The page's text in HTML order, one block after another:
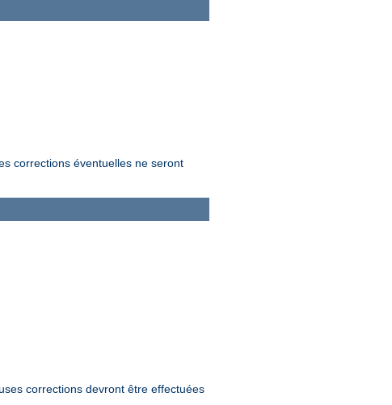
corrections éventuelles ne seront
corrections devront être effectuées